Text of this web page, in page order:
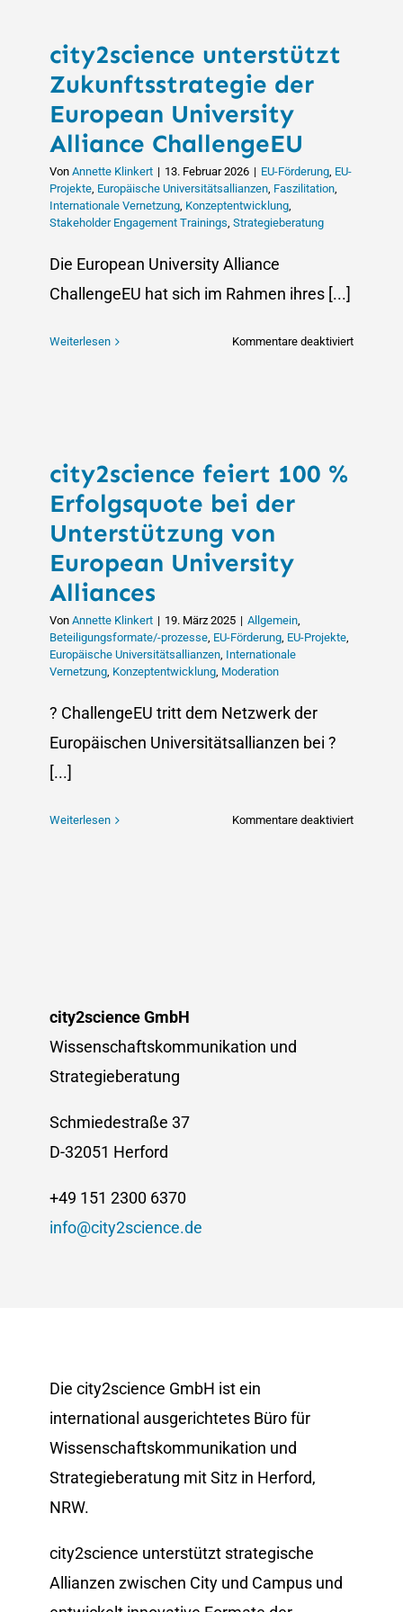
city2science unterstützt
Zukunftsstrategie der
European University
Alliance ChallengeEU
Von Annette Klinkert | 13. Februar 2026 | EU-Förderung, EU-
Projekte, Europäische Universitätsallianzen, Faszilitation,
Internationale Vernetzung, Konzeptentwicklung,
Stakeholder Engagement Trainings, Strategieberatung
Die European University Alliance
ChallengeEU hat sich im Rahmen ihres [...]
Weiterlesen Kommentare deaktiviertfür
city2science feiert 100 %
Erfolgsquote bei der
Unterstützung von
European University
Alliances
Von Annette Klinkert | 19. März 2025 | Allgemein,
Beteiligungsformate/-prozesse, EU-Förderung, EU-Projekte,
Europäische Universitätsallianzen, Internationale
Vernetzung, Konzeptentwicklung, Moderation
? ChallengeEU tritt dem Netzwerk der
Europäischen Universitätsallianzen bei ?
[...]
Weiterlesen Kommentare deaktiviertfür
city2science GmbH
Wissenschaftskommunikation und
Strategieberatung
Schmiedestraße 37
D-32051 Herford
+49 151 2300 6370
info@city2science.de
Die city2science GmbH ist ein
international ausgerichtetes Büro für
Wissenschaftskommunikation und
Strategieberatung mit Sitz in Herford,
NRW.
city2science unterstützt strategische
Allianzen zwischen City und Campus und